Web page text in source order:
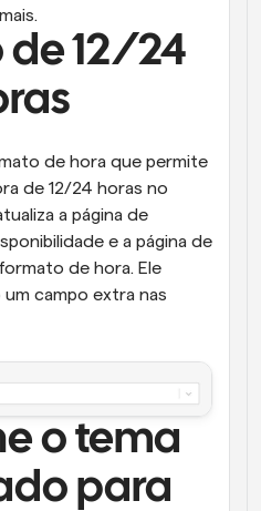
fluida com várias pessoas
algo acontecer
de 12/24
de hora que permite
de 12/24 horas no
a página de
e a página de
de hora. Ele
campo extra nas
o tema
para